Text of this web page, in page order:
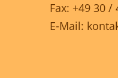
Fax: +49 30 /
E-Mail: